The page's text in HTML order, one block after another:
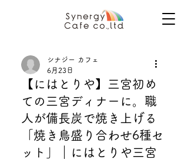
【にはとりや】三宮初め
ての三宮ディナーに。職
人が備長炭で焼き上げる
「焼き鳥盛り合わせ6種セ
ット」｜にはとりや三宮
シナジー カフェ
6月23日